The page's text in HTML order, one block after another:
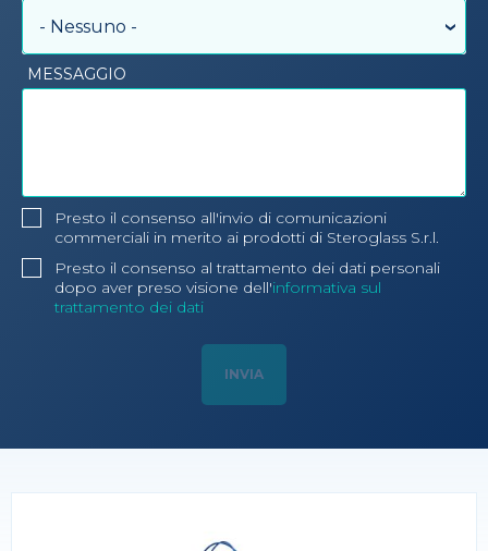
- Nessuno -
MESSAGGIO
Presto il consenso all'invio di comunicazioni
commerciali in merito ai prodotti di Steroglass S.r.l.
Presto il consenso al trattamento dei dati personali
dopo aver preso visione dell'informativa sul
trattamento dei dati